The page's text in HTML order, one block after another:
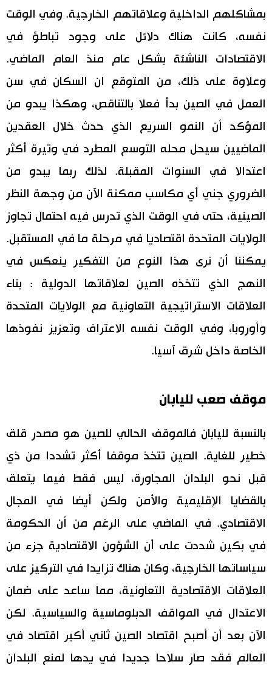
بمشاكلهم الداخلية وعلاقاتهم الخارجية. وفي الوقت
نفسه، كانت هناك دلائل على وجود تباطؤ في
الاقتصادات الناشئة بشكل عام منذ العام الماضي.
وعلاوة على ذلك، من المتوقع ان السكان في سن
العمل في الصين بدأ فعلا بالتناقص، وهكذا يبدو من
المؤكد أن النمو السريع الذي حدث خلال العقدين
الماضيين سيحل محله التوسع المطرد في وتيرة أكثر
اعتدالا في السنوات المقبلة. لذلك ربما يبدو من
الضروري جني أي مكاسب ممكنة الآن من وجهة النظر
الصينية، حتى في الوقت الذي تدرس فيه احتمال تجاوز
الولايات المتحدة اقتصاديا في مرحلة ما في المستقبل.
يمكننا أن نرى هذا النوع من التفكير ينعكس في
النهج الذي تتخذه الصين لعلاقاتها الدولية : بناء
العلاقات الاستراتيجية التعاونية مع الولايات المتحدة
وأوروبا، وفي الوقت نفسه الاعتراف وتعزيز نفوذها
الخاصة داخل شرق آسيا.
موقف صعب لليابان
بالنسبة لليابان فالموقف الحالي للصين هو مصدر قلق
خطير للغاية. الصين تتخذ موقفا أكثر تشددا من ذي
قبل نحو البلدان المجاورة، ليس فقط فيما يتعلق
بالقضايا الإقليمية والأمن ولكن أيضا في المجال
الاقتصادي. في الماضي على الرغم من أن الحكومة
في بكين شددت على أن الشؤون الاقتصادية جزء من
سياساتها الخارجية، وكان هناك تزايدا في التركيز على
العلاقات الاقتصادية التعاونية، مما ساعد على ضمان
الاعتدال في المواقف الدبلوماسية والسياسية. لكن
الآن بعد أن أصبح اقتصاد الصين ثاني أكبر اقتصاد في
العالم فقد صار سلاحا جديدا في يدها لمنع البلدان